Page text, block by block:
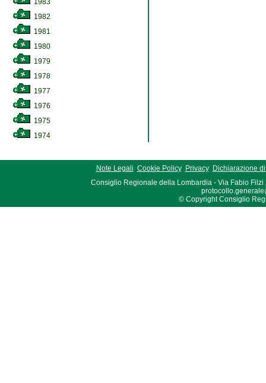
1983
1982
1981
1980
1979
1978
1977
1976
1975
1974
Note Legali Cookie Policy Privacy
Dichiarazione
Consiglio Regionale della Lombardia - Via Fabio Filzi
© Copyright Consiglio